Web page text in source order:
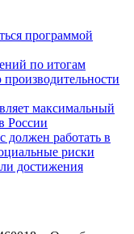
программой
по итогам
максимальный
России
работать в
риски
достижения